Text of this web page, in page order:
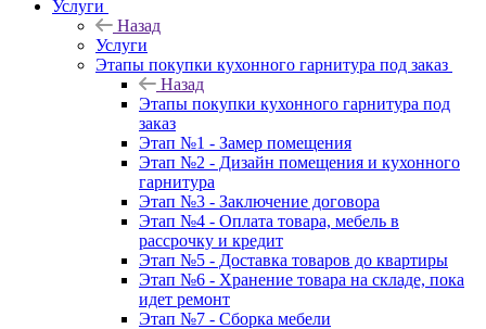
Услуги
Назад
Услуги
Этапы покупки кухонного гарнитура под заказ
Назад
Этапы покупки кухонного гарнитура под
заказ
Этап №1 - Замер помещения
Этап №2 - Дизайн помещения и кухонного
гарнитура
Этап №3 - Заключение договора
Этап №4 - Оплата товара, мебель в
рассрочку и кредит
Этап №5 - Доставка товаров до квартиры
Этап №6 - Хранение товара на складе, пока
идет ремонт
Этап №7 - Сборка мебели